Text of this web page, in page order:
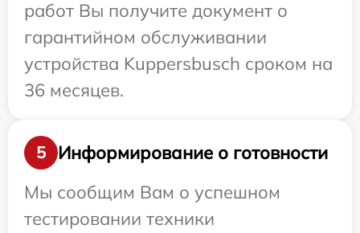
работ Вы получите документ о
гарантийном обслуживании
устройства Kuppersbusch сроком на
36 месяцев.
5
Информирование о готовности
Мы сообщим Вам о успешном
тестировании техники